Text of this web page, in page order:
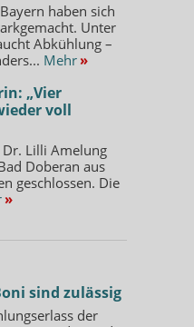
haben sich
Unter
Abkühlung –
Mehr »
„Vier
voll
Dr. Lilli Amelung
Doberan aus
geschlossen. Die
»
sind zulässig
der